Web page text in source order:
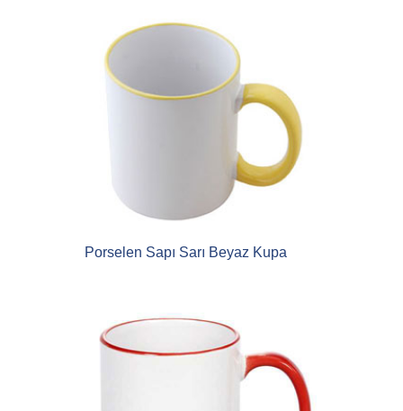
Porselen Sapı Sarı Beyaz Kupa